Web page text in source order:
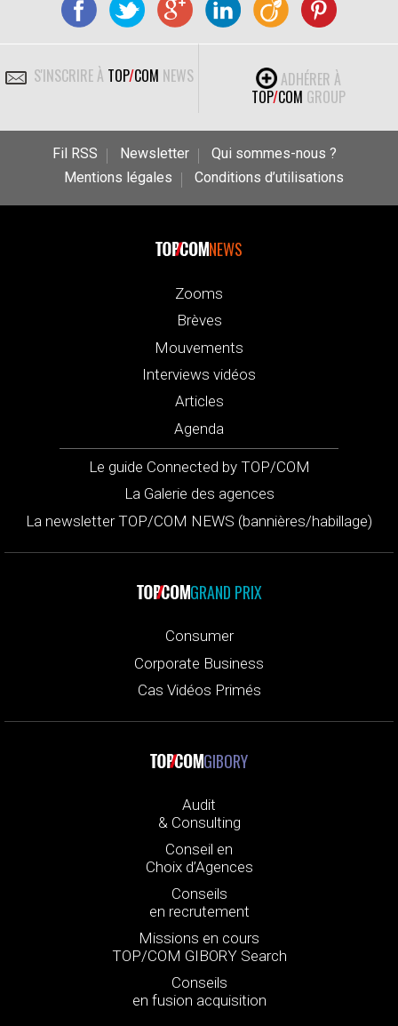
S'INSCRIRE À TOP/COM NEWS
ADHÉRER À
TOP/COM GROUP
Fil RSS Newsletter
Qui sommes-nous ?
Mentions légales
Conditions d’utilisations
NEWS
Zooms
Brèves
Mouvements
Interviews vidéos
Articles
Agenda
Le guide Connected by TOP/COM
La Galerie des agences
La newsletter TOP/COM NEWS (bannières/habillage)
GRAND PRIX
Consumer
Corporate Business
Cas Vidéos Primés
GIBORY
Audit
& Consulting
Conseil en
Choix d’Agences
Conseils
en recrutement
Missions en cours
TOP/COM GIBORY Search
Conseils
en fusion acquisition